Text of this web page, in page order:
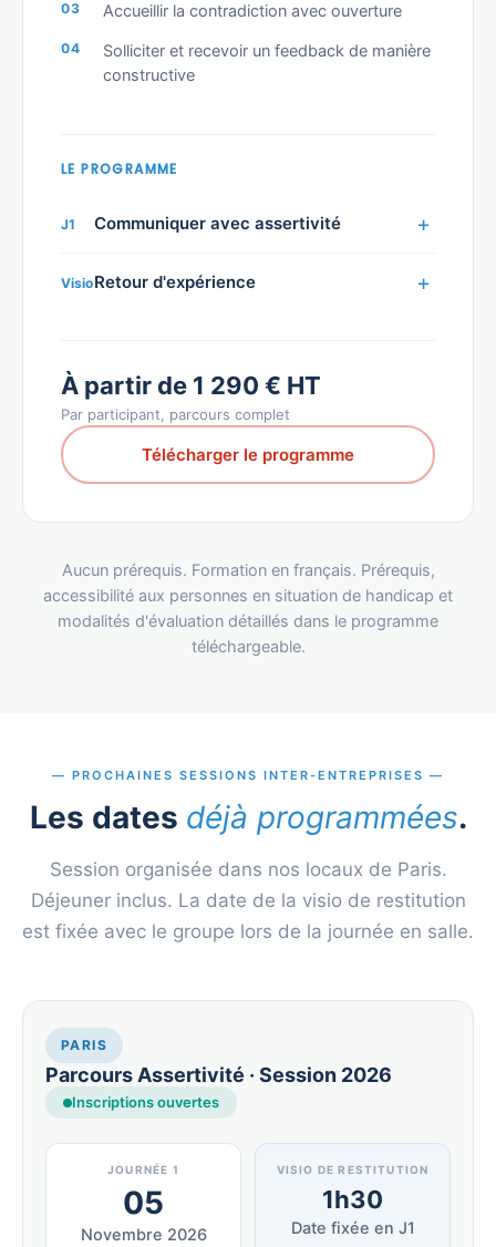
Accueillir la contradiction avec ouverture
Solliciter et recevoir un feedback de manière
constructive
LE PROGRAMME
J1 Communiquer avec assertivité
VisioRetour d'expérience
À partir de 1 290 € HT
Par participant, parcours complet
Télécharger le programme
Aucun prérequis. Formation en français. Prérequis,
accessibilité aux personnes en situation de handicap et
modalités d'évaluation détaillés dans le programme
téléchargeable.
PROCHAINES SESSIONS INTER-ENTREPRISES
Les dates déjà programmées.
Session organisée dans nos locaux de Paris.
Déjeuner inclus. La date de la visio de restitution
est fixée avec le groupe lors de la journée en salle.
PARIS
Parcours Assertivité · Session 2026
Inscriptions ouvertes
JOURNÉE 1
05
Novembre 2026
VISIO DE RESTITUTION
1h30
Date fixée en J1